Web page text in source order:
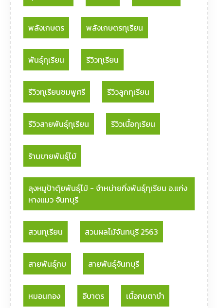
พลังเกษตร พลังเกษตรทุเรียน
พันธุ์ทุเรียน รีวิวทุเรียน
รีวิวทุเรียนชมพูศรี รีวิวลูกทุเรียน
รีวิวสายพันธุ์ทุเรียน รีวิวเนื้อทุเรียน
ร้านขายพันธุ์ไม้
ลุงหมูป้าตุ้ยพันธุ์ไม้ - จําหน่ายกิ่งพันธุ์ทุเรียน อ.แก่ง
หางแมว จันทบุรี
สวนทุเรียน สวนผลไม้จันทบุรี 2563
สายพันธุ์กบ สายพันธุ์จันทบุรี
หมอนทอง อีบาตร เนื้อกบตาขำ